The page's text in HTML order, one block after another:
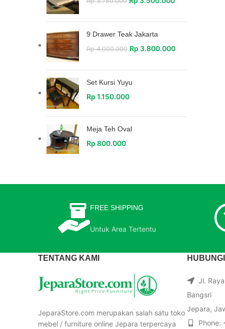
9 Drawer Teak Jakarta
Rp4.000.000 Rp 3.800.000
Set Kursi Yuyu
Rp 1.150.000
Meja Teh Oval
Rp 800.000
FREE SHIPPING
Untuk Area Tertentu
TENTANG KAMI
JeparaStore.com merupakan salah satu toko
mebel / furniture online Jepara terpercaya
Jl.
Bangsri
Jepara,
Phone: